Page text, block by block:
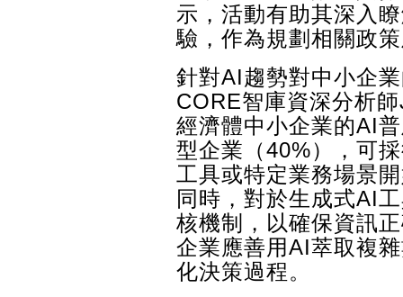
示，活動有助其深入
驗，作為規劃相關政
針對AI趨勢對中小企
CORE智庫資深分析
經濟體中小企業的AI
型企業（40%），可
工具或特定業務場景
同時，對於生成式AI
核機制，以確保資訊
企業應善用AI萃取複
化決策過程。